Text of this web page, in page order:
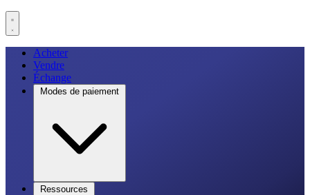
Acheter
Vendre
Échange
Modes de paiement
Ressources